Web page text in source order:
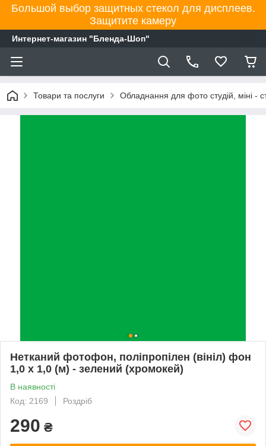
Большой выбор защитных стекол для дисплеев.
Защитите камеру
Интернет-магазин "Бленда-Шоп"
Товари та послуги Обладнання для фото студій, міні -
Нетканий фотофон, поліпропілен (вініл) фон
1,0 х 1,0 (м) - зелений (хромокей)
В наявності
Код: 2169
Роздріб
290 ₴